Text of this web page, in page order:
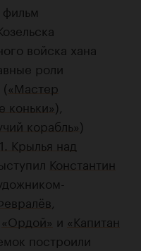
войска хана
роли
(«Мастер
коньки»),
корабль»)
Крылья над
Константин
«Ордой» и «Капитан
построили